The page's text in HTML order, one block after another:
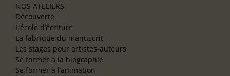
NOS ATELIERS
Découverte
L’école d’écriture
La fabrique du manuscrit
Les stages pour artistes-auteurs
Se former à la biographie
Se former à l’animation